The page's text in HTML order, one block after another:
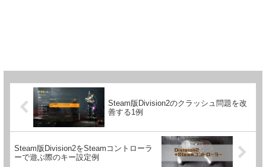
Steam版Division2のクラッシュ問題を改
善する1例
Steam版Division2をSteamコントローラ
ーで遊ぶ際のキー設定例